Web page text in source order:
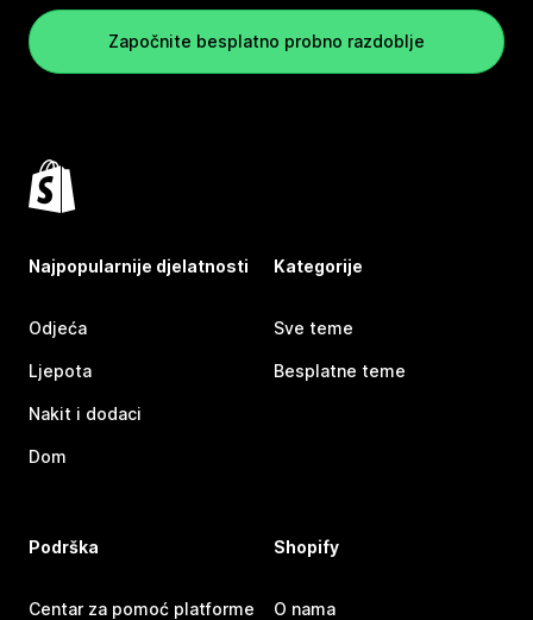
Započnite besplatno probno razdoblje
Najpopularnije djelatnosti
Odjeća
Ljepota
Nakit i dodaci
Dom
Kategorije
Sve teme
Besplatne teme
Podrška
Centar za pomoć platforme
Shopify
O nama